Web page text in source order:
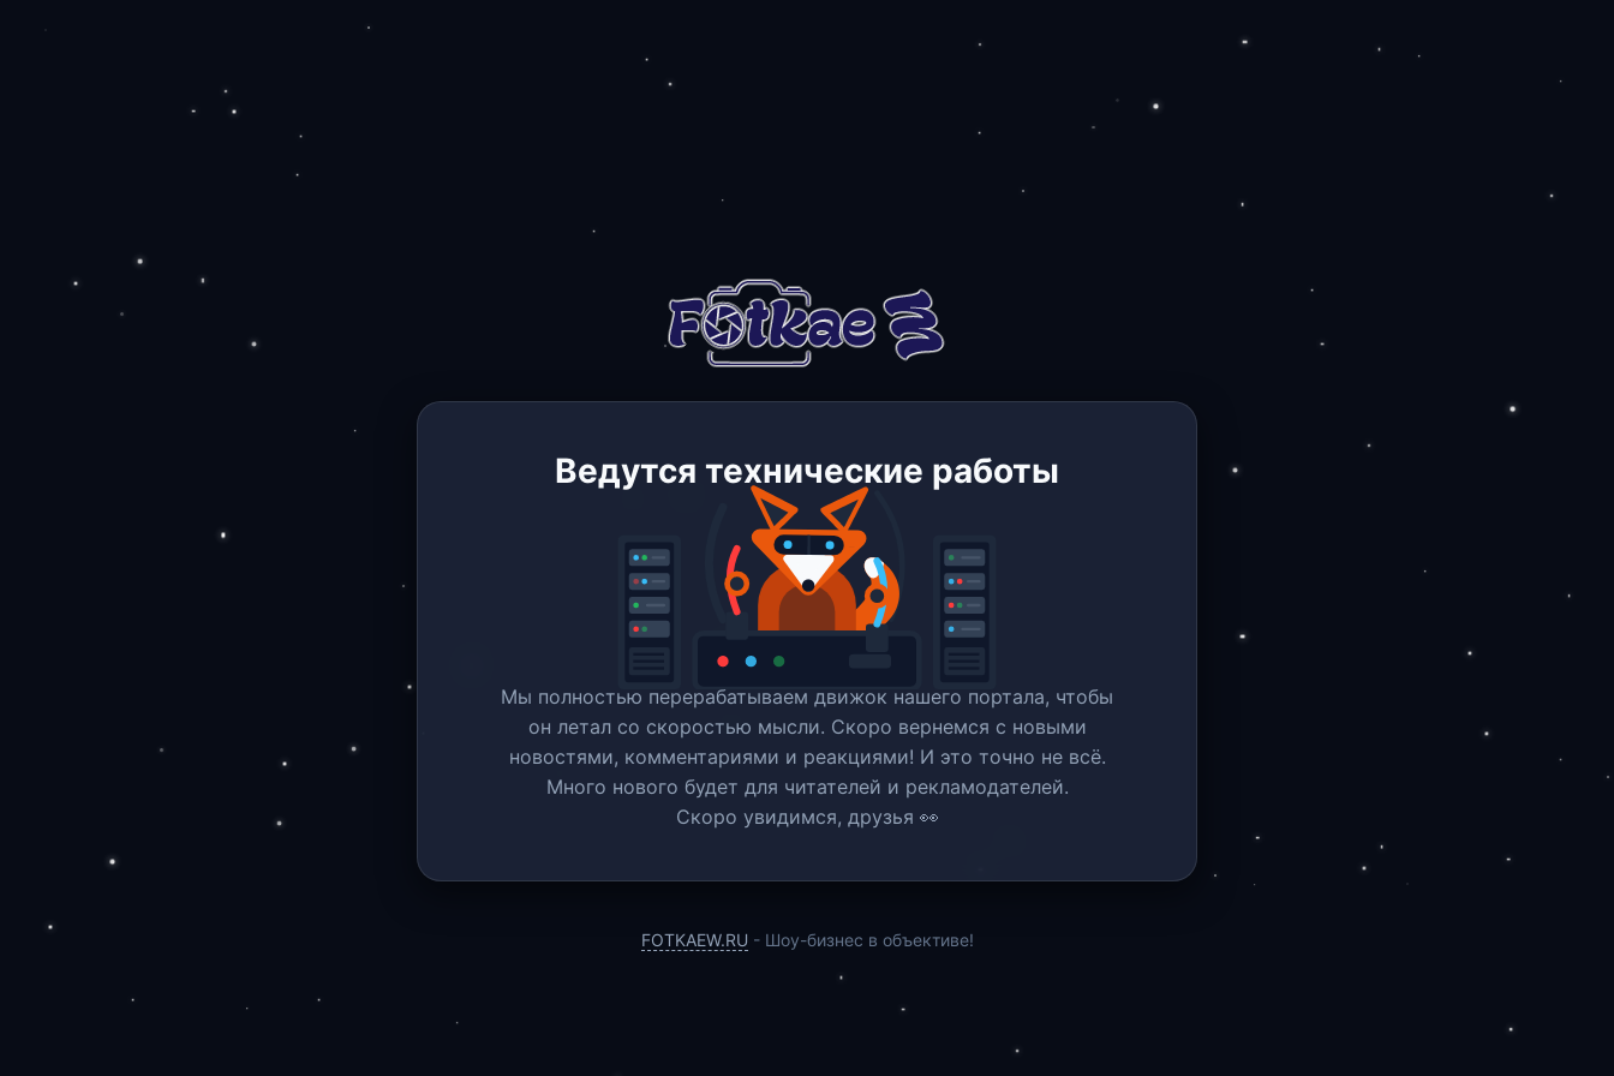
Ведутся технические работы
Мы полностью перерабатываем движок нашего портала, чтобы
он летал со скоростью мысли. Скоро вернемся c новыми
новостями, комментариями и реакциями! И это точно не всё.
Много нового будет для читателей и рекламодателей.
Скоро увидимся, друзья 👀
FOTKAEW.RU - Шоу-бизнес в объективе!